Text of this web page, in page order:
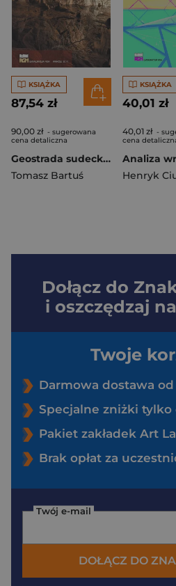
KSIĄŻKA
87,54 zł
90,00 zł - sugerowana
cena detaliczna
Geostrada sudecka. Tom 3
Tomasz Bartuś
KSIĄŻKA
40,01 zł
40,01 zł -
cena
Henryk
Dołącz do
i oszczędzaj
Twoje
Darmowa dostawa od
Specjalne zniżki
Pakiet zakładek Art
Brak opłat za
Twój e-mail
DOŁĄCZ DO